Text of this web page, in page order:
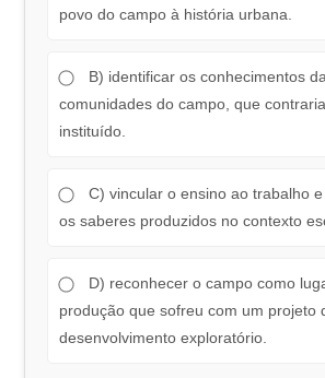
povo do campo à história urbana.
B) identificar os conhecimentos
comunidades do campo, que
instituído.
C) vincular o ensino ao trabalho
os saberes produzidos no contexto
D) reconhecer o campo como
produção que sofreu com um projeto
desenvolvimento exploratório.